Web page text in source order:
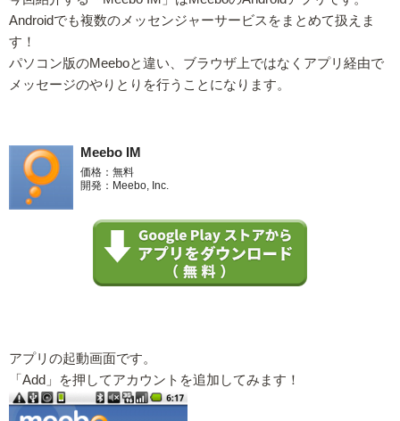
Androidでも複数のメッセンジャーサービスをまとめて扱えま
す！
パソコン版のMeeboと違い、ブラウザ上ではなくアプリ経由で
メッセージのやりとりを行うことになります。
Meebo IM
価格：無料
開発：Meebo, Inc.
アプリの起動画面です。
「Add」を押してアカウントを追加してみます！